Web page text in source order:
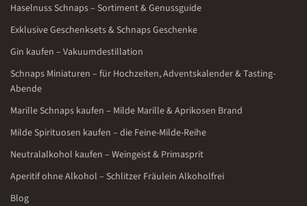
Haselnuss Schnaps – Sortiment & Genussguide
Exklusive Geschenksets & Schnaps Geschenke
Gin kaufen – Vakuumdestillation
Schnaps Miniaturen – für Hochzeiten, Adventskalender & Tasting-
Abende
Marille Schnaps kaufen – Milde Marille & Aprikosen Brand
Milde Spirituosen kaufen – die Feine-Milde-Reihe
Neutralalkohol kaufen – Weingeist & Primasprit
Aperitif ohne Alkohol – Schlitzer Fräulein Alkoholfrei
Blog